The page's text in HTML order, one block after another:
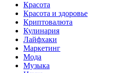
Красота
Красота и здоровье
Криптовалюта
Кулинария
Лайфхаки
Маркетинг
Мода
Музыка